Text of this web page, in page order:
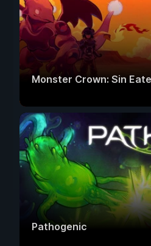
Monster Crown: Sin
Pathogenic